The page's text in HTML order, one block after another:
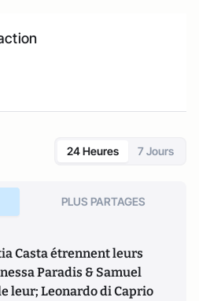
24 Heures 7 Jours
PLUS PARTAGES
Casta étrennent leurs
Paradis & Samuel
leur; Leonardo di Caprio